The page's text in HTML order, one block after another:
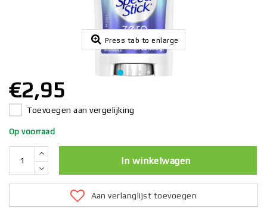
Press tab to enlarge
€2,95
Toevoegen aan vergelijking
Op voorraad
In winkelwagen
Aan verlanglijst toevoegen